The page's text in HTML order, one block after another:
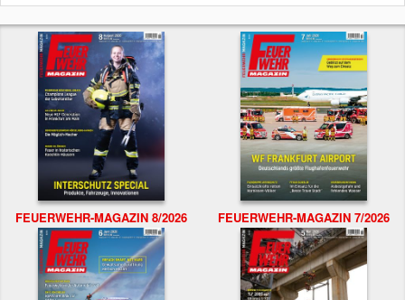
FEUERWEHR-MAGAZIN 8/2026 FEUERWEHR-MAGAZIN 7/2026